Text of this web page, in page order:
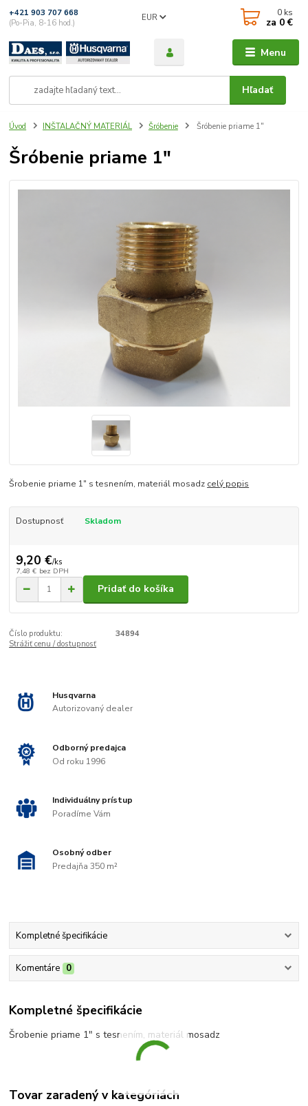
Menu
EUR
Hľadať
+421 903 707 668
(Po-Pia, 8-16 hod.)
0 ks
za 0 €
Úvod INŠTALAČNÝ MATERIÁL Šróbenie Šróbenie priame 1"
Šróbenie priame 1"
Šrobenie priame 1" s tesnením, materiál mosadz celý popis
Dostupnosť Skladom
9,20 €/ks
7,48 € bez DPH
Pridať do košíka
Číslo produktu:
34894
Strážiť cenu / dostupnosť
Husqvarna
Autorizovaný dealer
Odborný predajca
Od roku 1996
Individuálny prístup
Poradíme Vám
Osobný odber
Predajňa 350 m²
Kompletné špecifikácie
Komentáre 0
Kompletné špecifikácie
Šrobenie priame 1" s tesnením, materiál mosadz
Tovar zaradený v kategóriách